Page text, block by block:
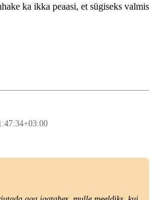
ka ikka peaasi, et sügiseks valmis